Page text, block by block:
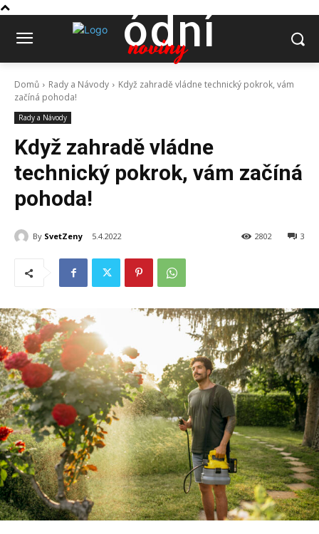
ódní
noviny
Domů Rady a Návody
Když zahradě vládne technický pokrok, vám
začíná pohoda!
Rady a Návody
Když zahradě vládne
technický pokrok, vám začíná
pohoda!
By SvetZeny 5.4.2022 3
2802